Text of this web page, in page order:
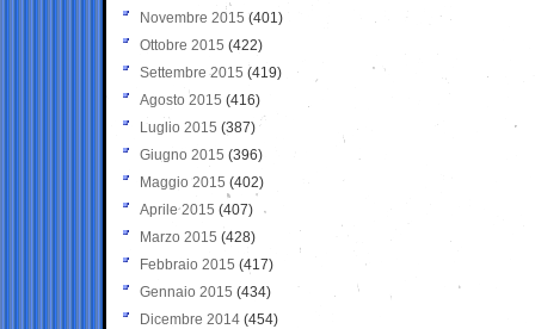
Novembre 2015 (401)
Ottobre 2015 (422)
Settembre 2015 (419)
Agosto 2015 (416)
Luglio 2015 (387)
Giugno 2015 (396)
Maggio 2015 (402)
Aprile 2015 (407)
Marzo 2015 (428)
Febbraio 2015 (417)
Gennaio 2015 (434)
Dicembre 2014 (454)